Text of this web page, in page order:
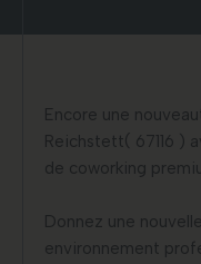
Encore une
Reichstett( 67116 )
de coworking
Donnez une
environnement